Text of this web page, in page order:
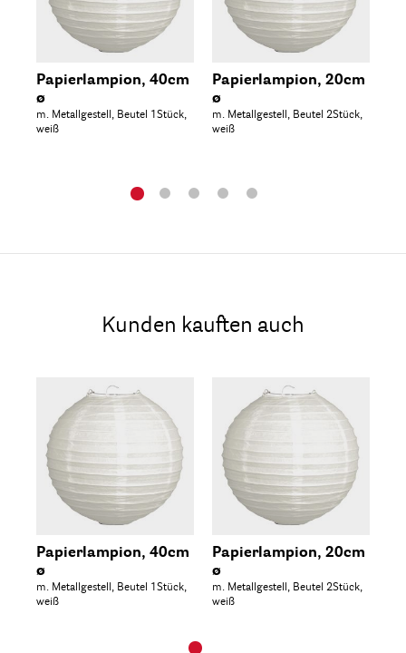
Papierlampion, 40cm
ø
m. Metallgestell, Beutel 1Stück,
weiß
Papierlampion, 20cm
ø
m. Metallgestell, Beutel 2Stück,
weiß
Kunden kauften auch
Papierlampion, 40cm
ø
m. Metallgestell, Beutel 1Stück,
weiß
Papierlampion, 20cm
ø
m. Metallgestell, Beutel 2Stück,
weiß